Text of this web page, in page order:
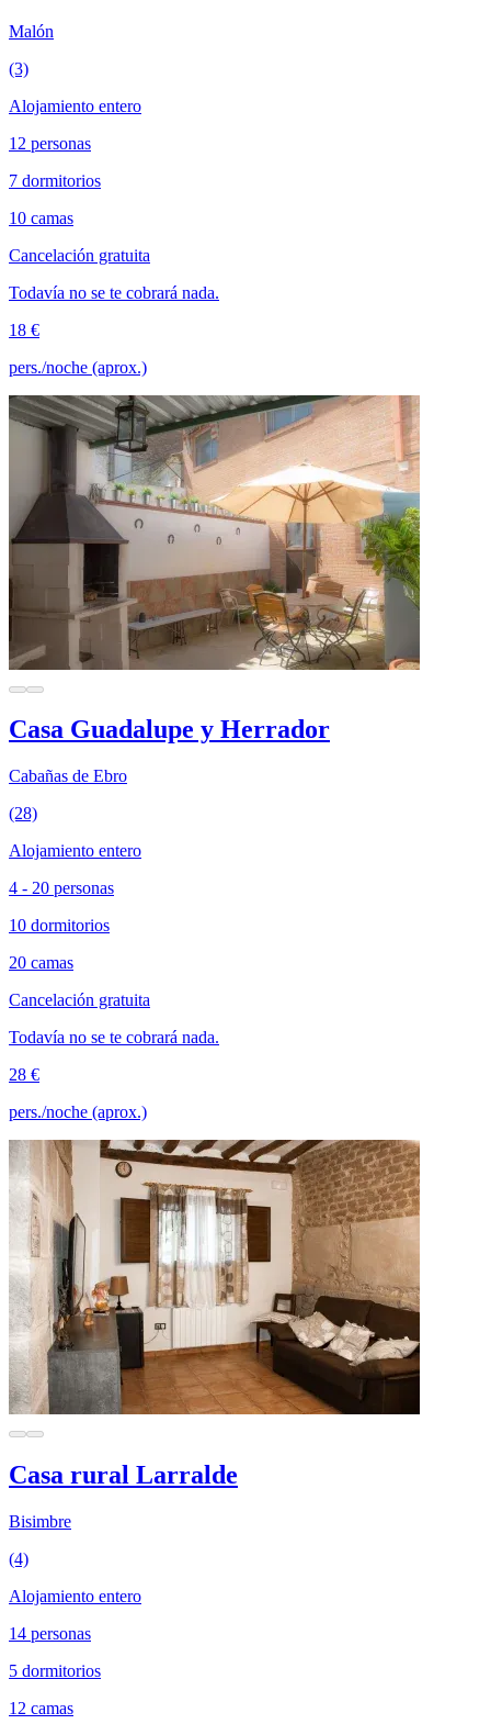
Malón
(3)
Alojamiento entero
12 personas
7 dormitorios
10 camas
Cancelación gratuita
Todavía no se te cobrará nada.
18 €
pers./noche (aprox.)
Casa Guadalupe y Herrador
Cabañas de Ebro
(28)
Alojamiento entero
4 - 20 personas
10 dormitorios
20 camas
Cancelación gratuita
Todavía no se te cobrará nada.
28 €
pers./noche (aprox.)
Casa rural Larralde
Bisimbre
(4)
Alojamiento entero
14 personas
5 dormitorios
12 camas